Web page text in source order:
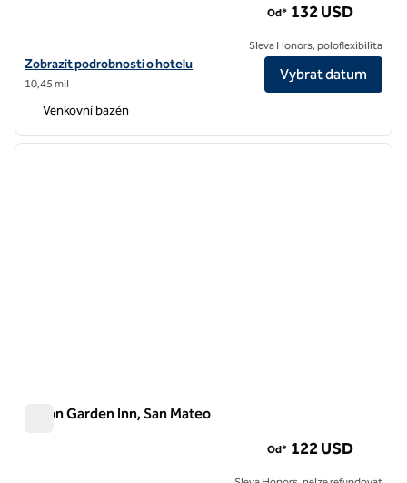
Zobrazit podrobnosti o hotelu Hilton Santa Clara
Zobrazit podrobnosti o hotelu
10,45 mil
Od* 132 USD
Sleva Honors, poloflexibilita
Vybrat datum
Venkovní bazén
1 z 12
další
Hilton Garden Inn, San Mateo
Od* 122 USD